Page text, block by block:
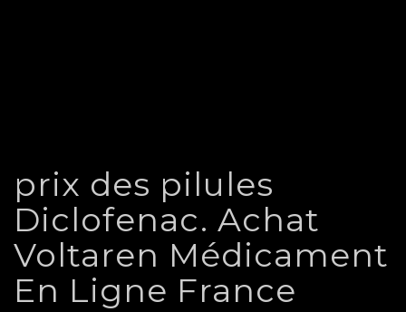
prix des pilules
Diclofenac. Achat
Voltaren Médicament
En Ligne France